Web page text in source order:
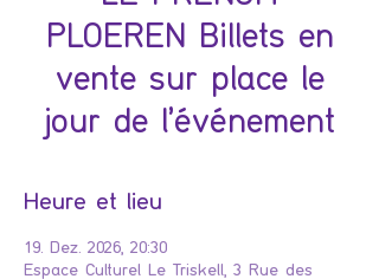
PLOEREN Billets en
vente sur place le
jour de l'événement
Heure et lieu
19. Dez. 2026, 20:30
Espace Culturel Le Triskell, 3 Rue des